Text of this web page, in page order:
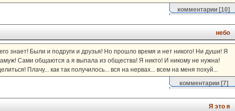
комментарии [10]
небо
знает! Были и подруги и друзья! Но прошло время и нет никого! Ни души! Я
Сами общаются а я выпала из общества! Я никто! И никому не нужна!
Плачу... как так получилось... вся на нервах... всем на меня похуй...
комментарии[7]
Я это я